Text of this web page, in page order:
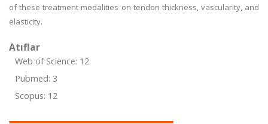
of these treatment modalities on tendon thickness, vascularity, and
elasticity.
Atıflar
Web of Science: 12
Pubmed: 3
Scopus: 12